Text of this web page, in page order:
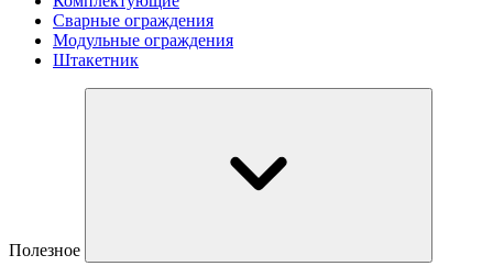
Сварные ограждения
Модульные ограждения
Штакетник
Полезное